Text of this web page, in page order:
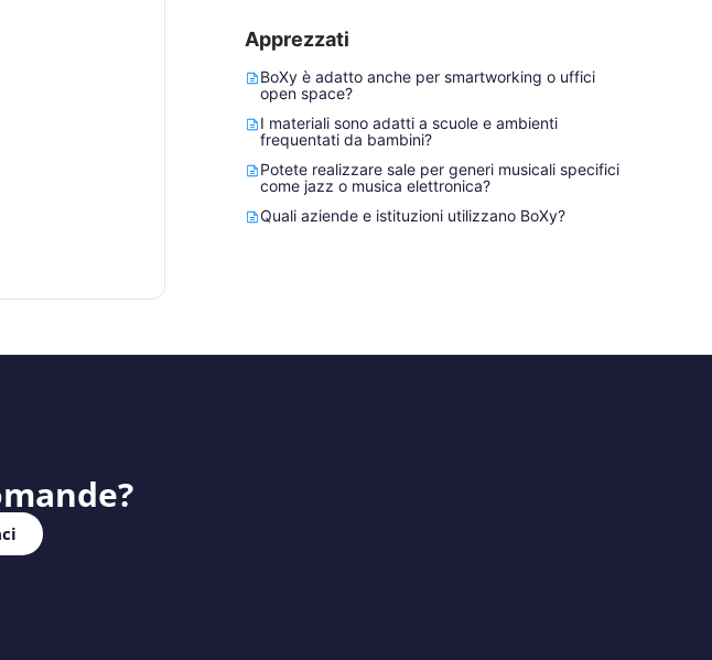
Apprezzati
BoXy è adatto anche per smartworking o uffici
open space?
I materiali sono adatti a scuole e ambienti
frequentati da bambini?
Potete realizzare sale per generi musicali specifici
come jazz o musica elettronica?
Quali aziende e istituzioni utilizzano BoXy?